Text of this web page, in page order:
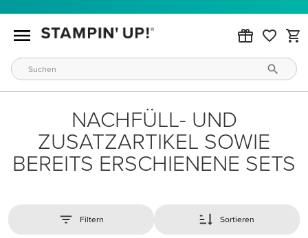
NACHFÜLL- UND
ZUSATZARTIKEL SOWIE
BEREITS ERSCHIENENE SETS
Filtern Sortieren